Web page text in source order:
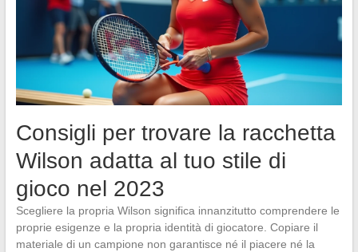
Consigli per trovare la racchetta
Wilson adatta al tuo stile di
gioco nel 2023
Scegliere la propria Wilson significa innanzitutto comprendere le
proprie esigenze e la propria identità di giocatore. Copiare il
materiale di un campione non garantisce né il piacere né la